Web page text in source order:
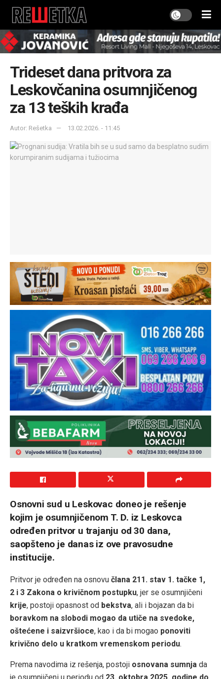
Trideset dana pritvora za
Leskovčanina osumnjičenog
za 13 teških krađa
Autor: Rešetka 13.02.2026. - 11:45
Osnovni sud u Leskovac doneo je rešenje
kojim je osumnjičenom T. D. iz Leskovca
određen pritvor u trajanju od 30 dana,
saopšteno je danas iz ove pravosudne
institucije.
Pritvor je određen na osnovu člana 211. stav 1. tačke 1,
2 i 3 Zakona o krivičnom postupku, jer se osumnjičeni
krije, postoji opasnost od bekstva, ali i bojazan da bi
boravkom na slobodi mogao da utiče na svedoke,
oštećene i saizvršioce, kao i da bi mogao ponoviti
krivično delo u kratkom vremenskom periodu.
Prema navodima iz rešenja, postoji osnovana sumnja da